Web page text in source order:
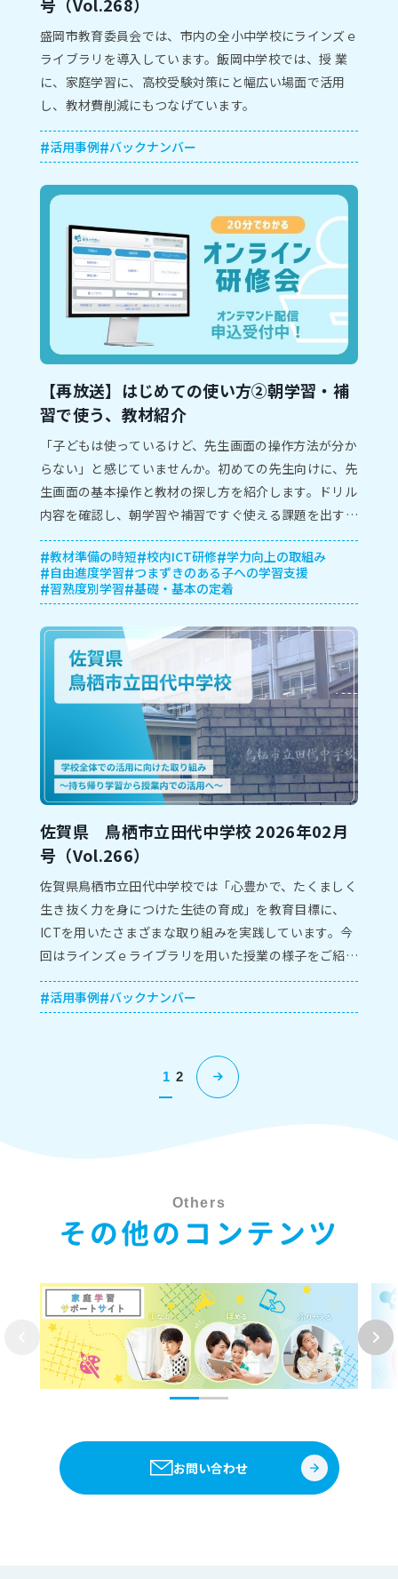
先生メニューの概要を見る
保護者サービスの概要を見る
号（Vol.268）
盛岡市教育委員会では、市内の全⼩中学校にラインズｅ
ライブラリを導⼊しています。飯岡中学校では、授 業
に、家庭学習に、⾼校受験対策にと幅広い場⾯で活⽤
し、教材費削減にもつなげています。
活用事例 バックナンバー
【再放送】はじめての使い方②朝学習・補
習で使う、教材紹介
「子どもは使っているけど、先生画面の操作方法が分か
らない」と感じていませんか。初めての先生向けに、先
生画面の基本操作と教材の探し方を紹介します。ドリル
内容を確認し、朝学習や補習ですぐ使える課題を出すま
での流れが分かります。
教材準備の時短 校内ICT研修 学力向上の取組み
自由進度学習
つまずきのある子への学習支援
習熟度別学習 基礎・基本の定着
佐賀県 鳥栖市立田代中学校 2026年02月
号（Vol.266）
佐賀県鳥栖市立田代中学校では「心豊かで、たくましく
生き抜く力を身につけた生徒の育成」を教育目標に、
ICTを用いたさまざまな取り組みを実践しています。今
回はラインズｅライブラリを用いた授業の様子をご紹介
します。
活用事例
バックナンバー
1 2
Others
その他のコンテンツ
お問い合わせ